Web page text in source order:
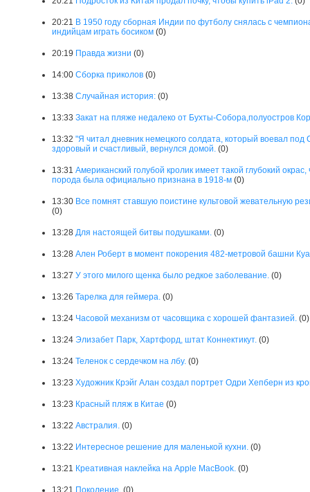
20:21 В 1950 году сборная Индии по футболу снялась с
индийцам играть босиком (0)
20:19 Правда жизни (0)
14:00 Сборка приколов (0)
13:38 Случайная история: (0)
13:33 Закат на пляже недалеко от Бухты-Собора,полуостров
13:32 "Я читал дневник немецкого солдата, который воевал
здоровый и счастливый, вернулся домой. (0)
13:31 Американский голубой кролик имеет такой глубокий
порода была официально признана в 1918-м (0)
13:30 Все помнят ставшую поистине культовой жевательную
(0)
13:28 Для настоящей битвы подушками. (0)
13:28 Ален Роберт в момент покорения 482-метровой башни
13:27 У этого милого щенка было редкое заболевание. (0)
13:26 Тарелка для геймера. (0)
13:24 Часовой механизм от часовщика с хорошей фантазией. (0)
13:24 Элизабет Парк, Хартфорд, штат Коннектикут. (0)
13:24 Теленок с сердечком на лбу. (0)
13:23 Художник Крэйг Алан создал портрет Одри Хепберн из
13:23 Красный пляж в Китае (0)
13:22 Австралия. (0)
13:22 Интересное решение для маленькой кухни. (0)
13:21 Креативная наклейка на Apple MacBook. (0)
13:21 Поколение. (0)